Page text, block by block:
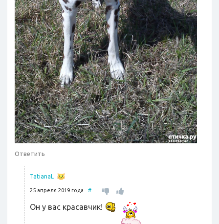
Ответить
TatianaL
25 апреля 2019 года #
Он у вас красавчик!